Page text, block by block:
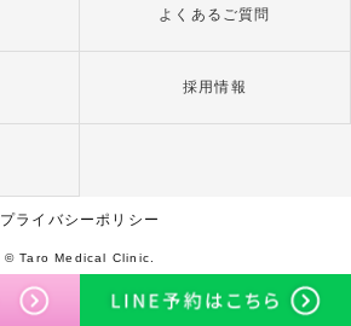
よくあるご質問
採用情報
プライバシーポリシー
© Taro Medical Clinic.